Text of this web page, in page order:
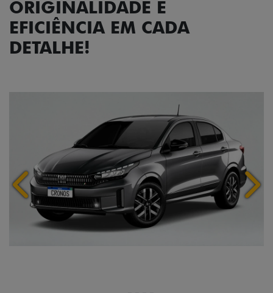
ORIGINALIDADE E
EFICIÊNCIA EM CADA
Anterior